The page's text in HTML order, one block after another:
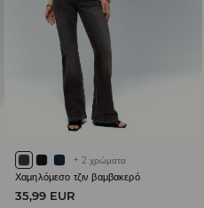
+ 2 χρώματα
Χαμηλόμεσο τζιν βαμβακερό
35,99 EUR